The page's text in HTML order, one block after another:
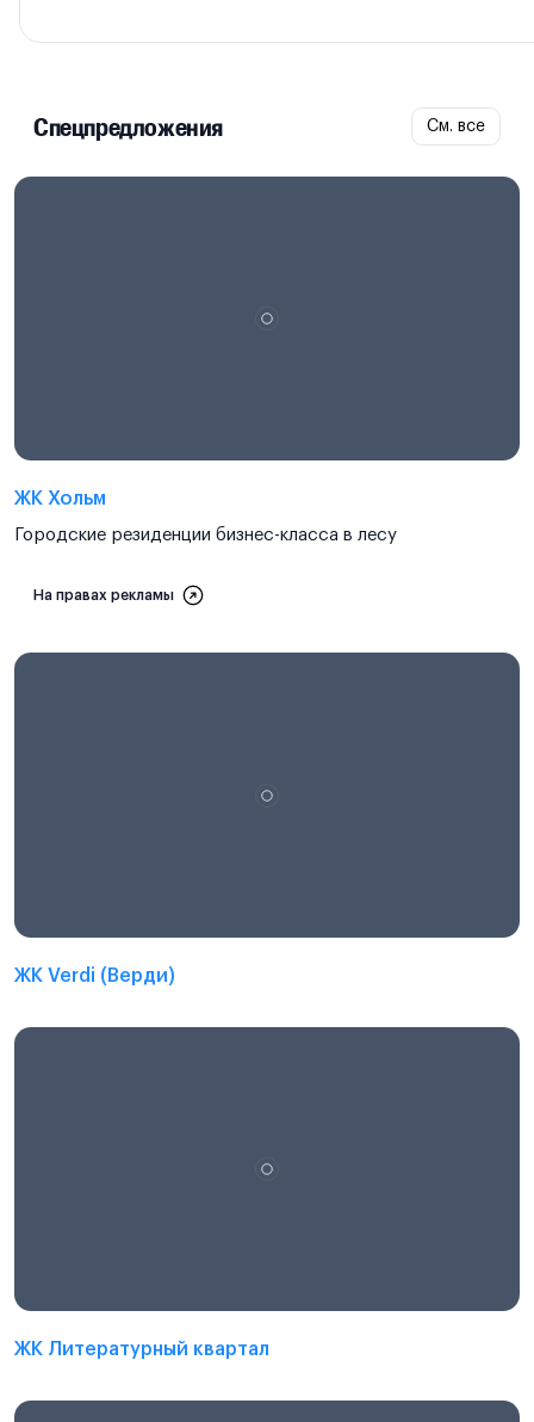
Спецпредложения См. все
ЖК Хольм
Городские резиденции бизнес-класса в лесу
На правах рекламы
ЖК Verdi (Верди)
ЖК Литературный квартал